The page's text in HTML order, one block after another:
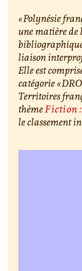
« Polynésie
une matière de
liaison
Elle est
catégorie «
Territoires
thèmeFiction
le classement